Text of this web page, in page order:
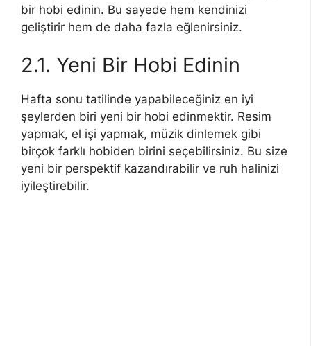
bir hobi edinin. Bu sayede hem kendinizi
geliştirir hem de daha fazla eğlenirsiniz.
2.1. Yeni Bir Hobi Edinin
Hafta sonu tatilinde yapabileceğiniz en iyi
şeylerden biri yeni bir hobi edinmektir. Resim
yapmak, el işi yapmak, müzik dinlemek gibi
birçok farklı hobiden birini seçebilirsiniz. Bu size
yeni bir perspektif kazandırabilir ve ruh halinizi
iyileştirebilir.